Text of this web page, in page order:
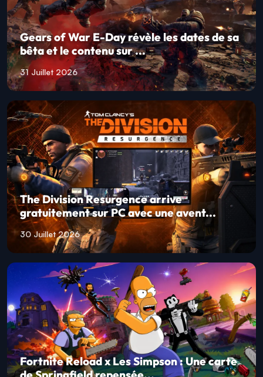
Gears of War E-Day révèle les dates de sa
bêta et le contenu sur ...
31 Juillet 2026
The Division Resurgence arrive
gratuitement sur PC avec une avent...
30 Juillet 2026
Fortnite Reload x Les Simpson : Une carte